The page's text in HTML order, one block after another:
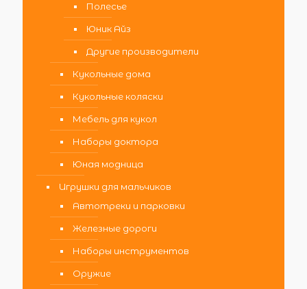
Полесье
Юник Айз
Другие производители
Кукольные дома
Кукольные коляски
Мебель для кукол
Наборы доктора
Юная модница
Игрушки для мальчиков
Автотреки и парковки
Железные дороги
Наборы инструментов
Оружие